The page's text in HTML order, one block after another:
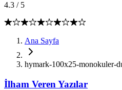
4.3 / 5
Ana Sayfa
hymark-100x25-monokuler-
İlham Veren Yazılar